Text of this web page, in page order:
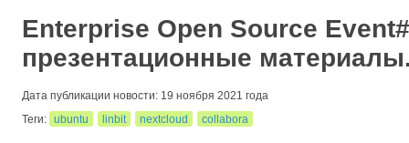
Enterprise Open Source
презентационные
Дата публикации новости: 19 ноября 2021 года
Теги: ubuntu linbit nextcloud collabora